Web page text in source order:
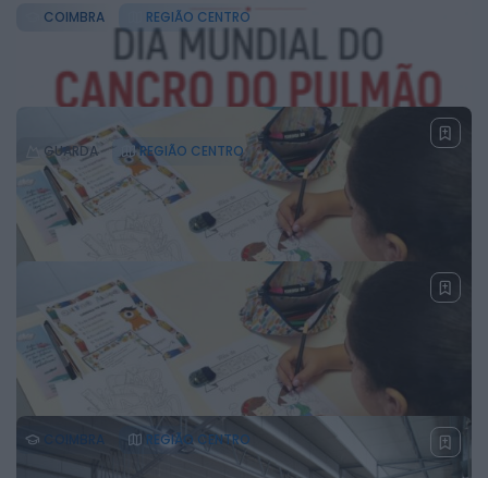
COIMBRA REGIÃO CENTRO
Capacita Jovem de Poiares aproxima jovens
ao mundo do trabalho
31 DE JULHO, 2026
GUARDA REGIÃO CENTRO
Colheita de sangue regressa ao Hospital
Sousa Martins durante o mês de agosto
30 DE JULHO, 2026
COIMBRA REGIÃO CENTRO
Município de Góis entrega Kits Comunitários